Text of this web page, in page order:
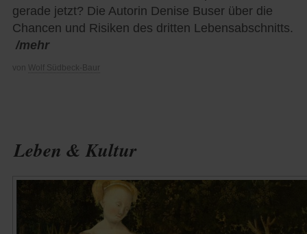
gerade jetzt? Die Autorin Denise Buser über die
Chancen und Risiken des dritten Lebensabschnitts.
/mehr
von Wolf Südbeck-Baur
Leben & Kultur